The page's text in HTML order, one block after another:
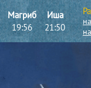
Магриб
19:56
Иша
21:50